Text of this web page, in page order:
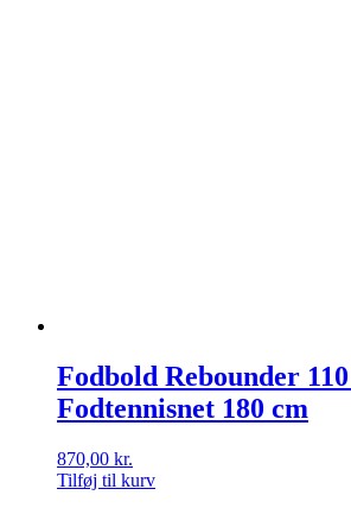
Fodbold Rebounder
Fodtennisnet 180 cm
870,00 kr.
Tilføj til kurv